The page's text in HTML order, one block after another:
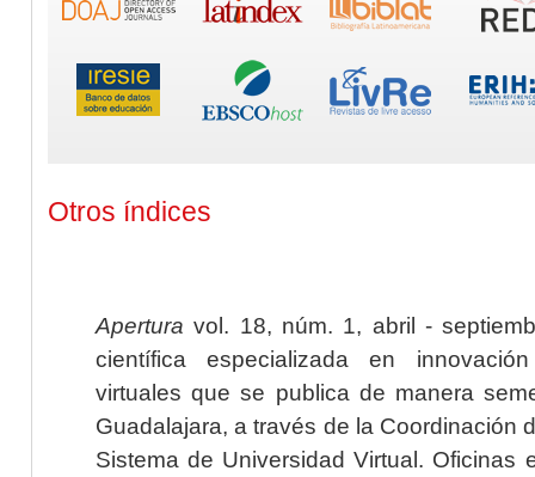
Otros índices
Apertura vol. 18, núm. 1, abril -
científica especializada en
virtuales que se publica de manera
Guadalajara, a través de la Coordinación
Sistema de Universidad Virtual. Oficinas